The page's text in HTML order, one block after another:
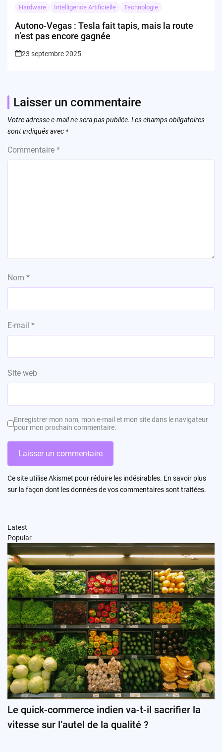
Hardware Intelligence Artificielle Technologie
Autono-Vegas : Tesla fait tapis, mais la route
n’est pas encore gagnée
23 septembre 2025
Laisser un commentaire
Votre adresse e-mail ne sera pas publiée. Les champs obligatoires
sont indiqués avec *
Commentaire *
Nom *
E-mail *
Site web
Enregistrer mon nom, mon e-mail et mon site dans le navigateur
pour mon prochain commentaire.
Ce site utilise Akismet pour réduire les indésirables. En savoir plus
sur la façon dont les données de vos commentaires sont traitées.
Latest
Popular
Le quick-commerce indien va-t-il sacrifier la
vitesse sur l’autel de la qualité ?